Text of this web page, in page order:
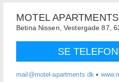
MOTEL APARTMENTS
Betina Nissen, Vestergade 87,
SE
mail@motel-apartments.dk •